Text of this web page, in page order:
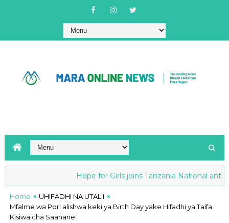
Hope for Girls joins Tanzania National anti-FGM
Home
UHIFADHI NA UTALII
Mfalme wa Pori alishwa keki ya Birth Day yake Hifadhi ya Taifa
Kisiwa cha Saanane